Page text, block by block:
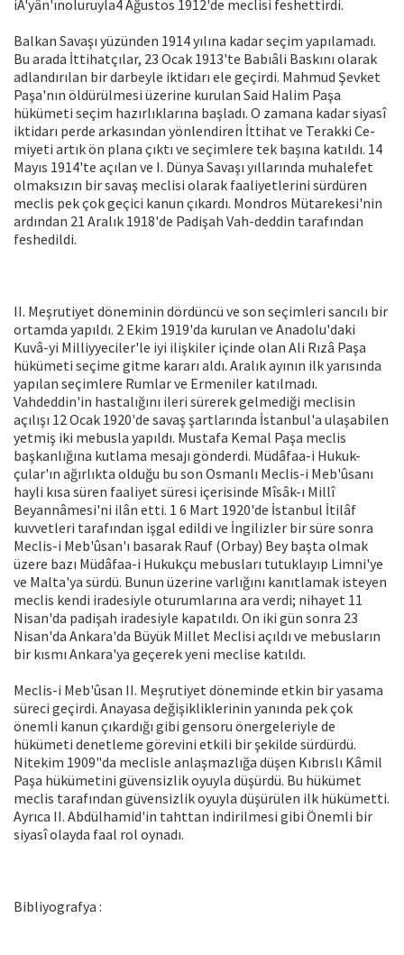
iA'yân'ınoluruyla4 Ağustos 1912'de meclisi feshettirdi.
Balkan Savaşı yüzünden 1914 yılına ka­dar seçim yapılamadı.
Bu arada İttihat­çılar, 23 Ocak 1913'te Babıâli Baskını ola­rak
adlandırılan bir darbeyle iktidarı ele geçirdi. Mahmud Şevket
Paşa'nın öldü­rülmesi üzerine kurulan Said Halim Paşa
hükümeti seçim hazırlıklarına başladı. O zamana kadar siyasî
iktidarı perde arka­sından yönlendiren İttihat ve Terakki Ce­
miyeti artık ön plana çıktı ve seçimlere tek başına katıldı. 14
Mayıs 1914'te açılan ve I. Dünya Savaşı yıllarında muhalefet
ol­maksızın bir savaş meclisi olarak faaliyet­lerini sürdüren
meclis pek çok geçici ka­nun çıkardı. Mondros Mütarekesi'nin
ardından 21 Aralık 1918'de Padişah Vah-deddin tarafından
feshedildi.
II. Meşrutiyet döneminin dördüncü ve son seçimleri sancılı bir
ortamda yapıldı. 2 Ekim 1919'da kurulan ve Anadolu'daki
Kuvâ-yi Milliyyeciler'le iyi ilişkiler içinde olan Ali Rızâ Paşa
hükümeti seçime git­me kararı aldı. Aralık ayının ilk yarısında
yapılan seçimlere Rumlar ve Ermeniler katılmadı.
Vahdeddin'in hastalığını ileri sürerek gelmediği meclisin
açılışı 12 Ocak 1920'de savaş şartlarında İstanbul'a ula­şabilen
yetmiş iki mebusla yapıldı. Mus­tafa Kemal Paşa meclis
başkanlığına kut­lama mesajı gönderdi. Müdâfaa-i Hukuk-
çular'ın ağırlıkta olduğu bu son Osmanlı Meclis-i Meb'ûsanı
hayli kısa süren faali­yet süresi içerisinde Mîsâk-ı Millî
Beyannâmesi'ni ilân etti. 1 6 Mart 1920'de İs­tanbul İtilâf
kuvvetleri tarafından işgal edildi ve İngilizler bir süre sonra
Meclis-i Meb'ûsan'ı basarak Rauf (Orbay) Bey baş­ta olmak
üzere bazı Müdâfaa-i Hukukçu mebusları tutuklayıp Limni'ye
ve Malta'ya sürdü. Bunun üzerine varlığını kanıtla­mak isteyen
meclis kendi iradesiyle oturumlarına ara verdi; nihayet 11
Nisan'da padişah iradesiyle kapatıldı. On iki gün sonra 23
Nisan'da Ankara'da Büyük Mil­let Meclisi açıldı ve mebusların
bir kısmı Ankara'ya geçerek yeni meclise katıldı.
Meclis-i Meb'ûsan II. Meşrutiyet döne­minde etkin bir yasama
süreci geçirdi. Anayasa değişikliklerinin yanında pek çok
önemli kanun çıkardığı gibi gensoru öner­geleriyle de
hükümeti denetleme göre­vini etkili bir şekilde sürdürdü.
Nitekim 1909"da meclisle anlaşmazlığa düşen Kıb­rıslı Kâmil
Paşa hükümetini güvensizlik oyuyla düşürdü. Bu hükümet
meclis ta­rafından güvensizlik oyuyla düşürülen ilk hükümetti.
Ayrıca II. Abdülhamid'in taht­tan indirilmesi gibi Önemli bir
siyasî olay­da faal rol oynadı.
Bibliyografya :